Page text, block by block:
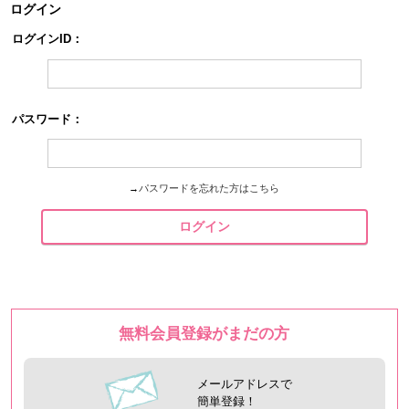
ログイン
ログインID：
パスワード：
→ パスワードを忘れた方はこちら
ログイン
無料会員登録がまだの方
メールアドレスで
簡単登録！